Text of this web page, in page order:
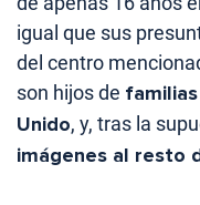
igual que sus
del centro
son hijos de
Unido, y, tras la
imágenes al resto